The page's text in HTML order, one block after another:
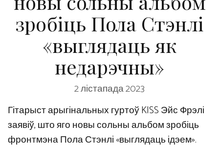
зробіць Пола Стэнлі
«выглядаць як
недарэчны»
2 лістапада 2023
Гітарыст арыгінальных гуртоў KISS Эйс Фрэлі
заявіў, што яго новы сольны альбом зробіць
фронтмэна Пола Стэнлі «выглядаць ідэем».